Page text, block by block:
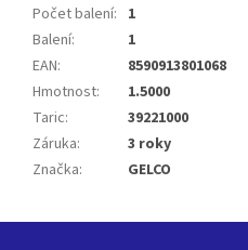
Počet balení: 1
Balení:
1
EAN:
8590913801068
Hmotnost:
1.5000
Taric:
39221000
Záruka:
3 roky
Značka: GELCO